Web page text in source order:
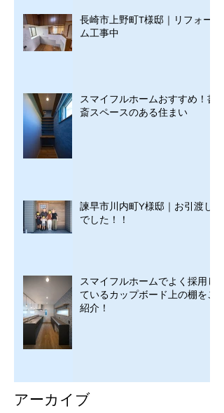
長崎市上野町T様邸｜リフォー
ム工事中
スマイフルホームおすすめ！書
斎スペースのある住まい
諫早市川内町Y様邸｜お引渡し
でした！！
スマイフルホームでよく採用し
ているカップボード上の棚をご
紹介！
アーカイブ